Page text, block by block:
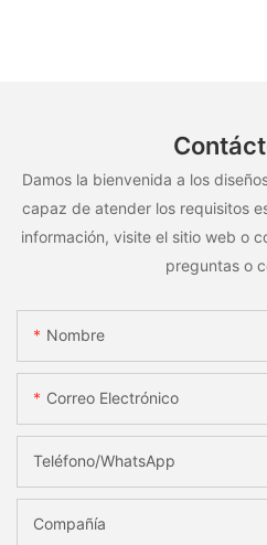
Damos la bienvenida a los
capaz de atender los requisitos
información, visite el sitio web o
preguntas o
Nombre
Correo Electrónico
Teléfono/WhatsApp
Compañía